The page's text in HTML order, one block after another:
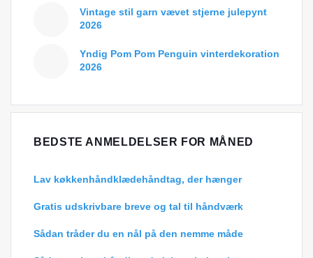
Vintage stil garn vævet stjerne julepynt
2026
Yndig Pom Pom Penguin vinterdekoration
2026
BEDSTE ANMELDELSER FOR MÅNED
Lav køkkenhåndklædehåndtag, der hænger
Gratis udskrivbare breve og tal til håndværk
Sådan tråder du en nål på den nemme måde